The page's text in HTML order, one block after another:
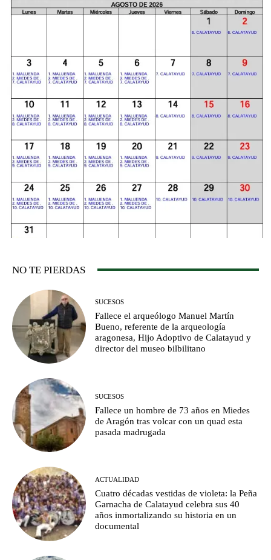
NO TE PIERDAS
SUCESOS
Fallece el arqueólogo Manuel Martín
Bueno, referente de la arqueología
aragonesa, Hijo Adoptivo de Calatayud y
director del museo bilbilitano
SUCESOS
Fallece un hombre de 73 años en Miedes
de Aragón tras volcar con un quad esta
pasada madrugada
ACTUALIDAD
Cuatro décadas vestidas de violeta: la Peña
Garnacha de Calatayud celebra sus 40
años inmortalizando su historia en un
documental